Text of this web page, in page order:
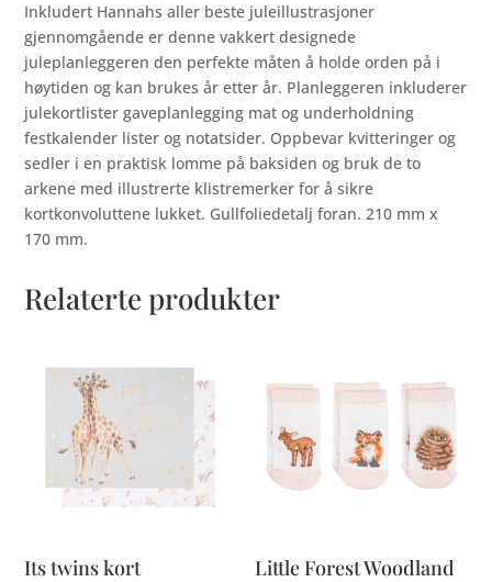
Inkludert Hannahs aller beste juleillustrasjoner
gjennomgående er denne vakkert designede
juleplanleggeren den perfekte måten å holde orden på i
høytiden og kan brukes år etter år. Planleggeren inkluderer
julekortlister gaveplanlegging mat og underholdning
festkalender lister og notatsider. Oppbevar kvitteringer og
sedler i en praktisk lomme på baksiden og bruk de to
arkene med illustrerte klistremerker for å sikre
kortkonvoluttene lukket. Gullfoliedetalj foran. 210 mm x
170 mm.
Relaterte produkter
Its twins kort
Little Forest Woodland